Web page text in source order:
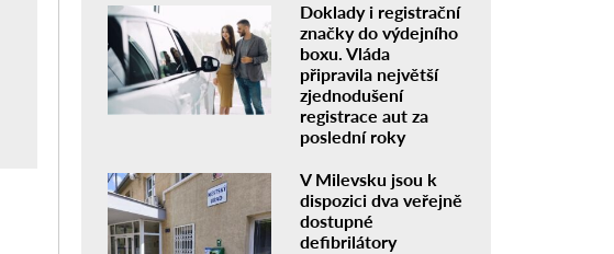
Doklady i registrační
značky do výdejního
boxu. Vláda
připravila největší
zjednodušení
registrace aut za
poslední roky
V Milevsku jsou k
dispozici dva veřejně
dostupné
defibrilátory